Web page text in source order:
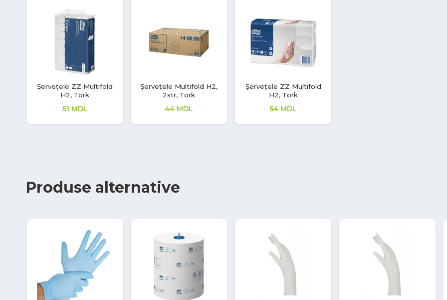
Șervețele ZZ Multifold
H2, Tork
51 MDL
Șervețele Multifold H2,
2str, Tork
44 MDL
Șervețele ZZ Multifold
H2, Tork
54 MDL
Produse alternative